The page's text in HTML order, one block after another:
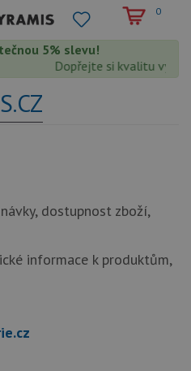
0
5% slevu!
Dopřejte si kvalitu
dostupnost zboží,
informace k produktům,